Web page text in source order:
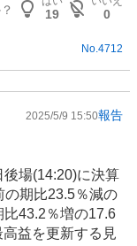
19
0
No. 4712
2025/5/9 15:50報告
場(14:20)に決算
の期比23.5％減の
43.2％増の17.6
益を更新する見